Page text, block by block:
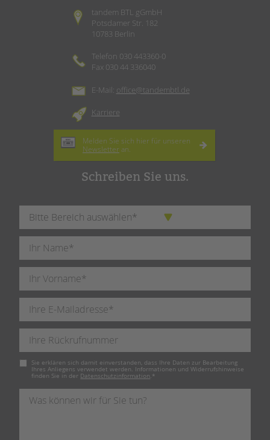
tandem BTL gGmbH
Potsdamer Str. 182
10783 Berlin
Telefon 030 443360-0
Fax 030 44 336040
E-Mail: office@tandembtl.de
Karriere
Melden Sie sich hier für unseren
Newsletter an.
Schreiben Sie uns.
Pflichtfeld
Sie erklären sich damit einverstanden, dass Ihre Daten zur Bearbeitung
Ihres Anliegens verwendet werden. Informationen und Widerrufshinweise
finden Sie in der Datenschutzinformation *